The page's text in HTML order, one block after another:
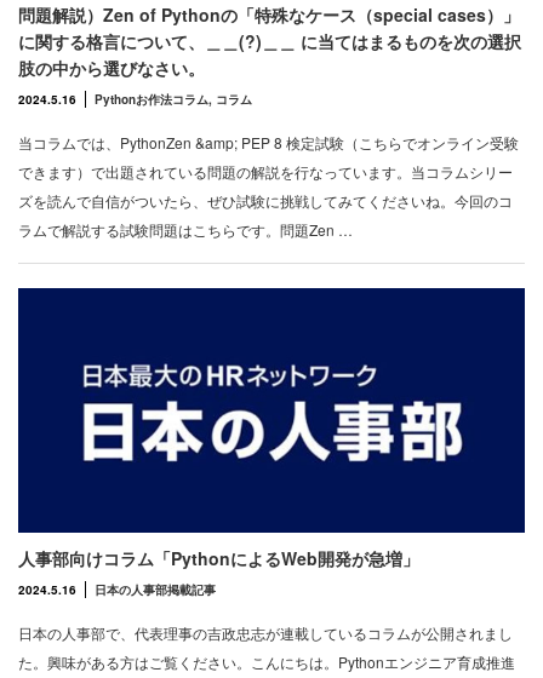
問題解説）Zen of Pythonの「特殊なケース（special cases）」
に関する格言について、＿＿(?)＿＿ に当てはまるものを次の選択
肢の中から選びなさい。
2024.5.16 Pythonお作法コラム, コラム
当コラムでは、PythonZen &amp; PEP 8 検定試験（こちらでオンライン受験
できます）で出題されている問題の解説を行なっています。当コラムシリー
ズを読んで自信がついたら、ぜひ試験に挑戦してみてくださいね。今回のコ
ラムで解説する試験問題はこちらです。問題Zen …
人事部向けコラム「PythonによるWeb開発が急増」
2024.5.16 日本の人事部掲載記事
日本の人事部で、代表理事の吉政忠志が連載しているコラムが公開されまし
た。興味がある方はご覧ください。こんにちは。Pythonエンジニア育成推進